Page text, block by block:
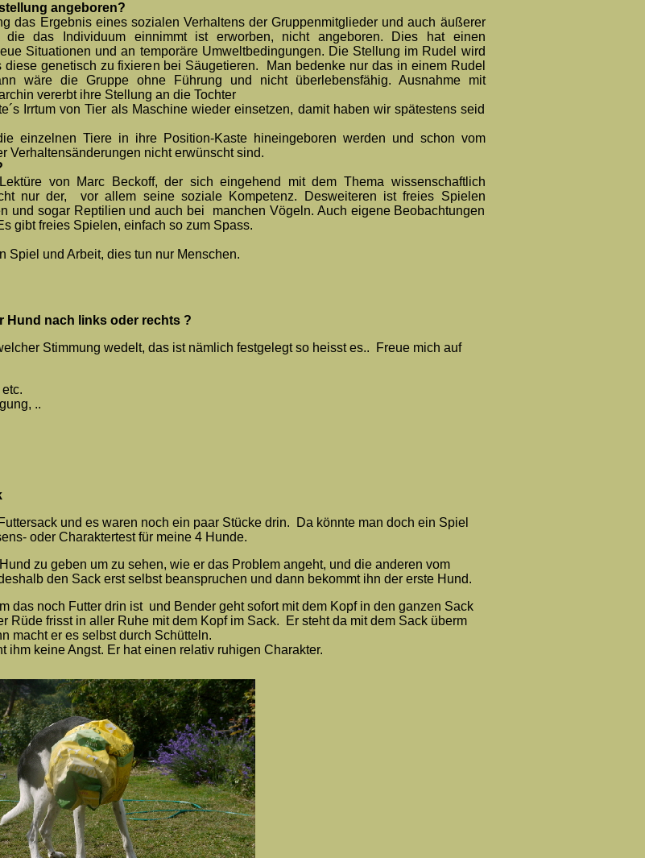
angeboren?
das Ergebnis eines sozialen Verhaltens der Gruppenmitglieder und auch äußerer
das Individuum einnimmt ist erworben, nicht angeboren. Dies hat einen
Situationen und an temporäre Umweltbedingungen. Die Stellung im Rudel wird
genetisch zu fixieren bei Säugetieren. Man bedenke nur das in einem Rudel
wäre die Gruppe ohne Führung und nicht überlebensfähig. Ausnahme mit
vererbt ihre Stellung an die Tochter
Irrtum von Tier als Maschine wieder einsetzen, damit haben wir spätestens seid
einzelnen Tiere in ihre Position-Kaste hineingeboren werden und schon vom
Verhaltensänderungen nicht erwünscht sind.
von Marc Beckoff, der sich eingehend mit dem Thema wissenschaftlich
nur der, vor allem seine soziale Kompetenz. Desweiteren ist freies Spielen
und sogar Reptilien und auch bei manchen Vögeln. Auch eigene Beobachtungen
gibt freies Spielen, einfach so zum Spass.
Spiel und Arbeit, dies tun nur Menschen.
Hund nach links oder rechts ?
Stimmung wedelt, das ist nämlich festgelegt so heisst es.. Freue mich auf
..
und es waren noch ein paar Stücke drin. Da könnte man doch ein Spiel
oder Charaktertest für meine 4 Hunde.
zu geben um zu sehen, wie er das Problem angeht, und die anderen vom
den Sack erst selbst beanspruchen und dann bekommt ihn der erste Hund.
das noch Futter drin ist und Bender geht sofort mit dem Kopf in den ganzen Sack
Rüde frisst in aller Ruhe mit dem Kopf im Sack. Er steht da mit dem Sack überm
macht er es selbst durch Schütteln.
ihm keine Angst. Er hat einen relativ ruhigen Charakter.